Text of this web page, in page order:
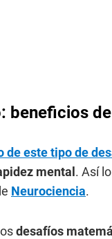
beneficios
de este tipo de
mental . Así
Neurociencia.
desafíos